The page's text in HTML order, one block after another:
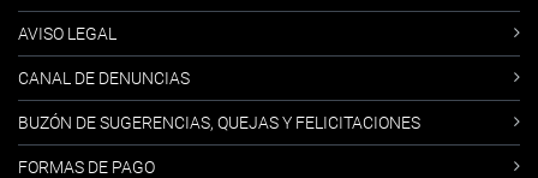
AVISO LEGAL
CANAL DE DENUNCIAS
BUZÓN DE SUGERENCIAS, QUEJAS Y FELICITACIONES
FORMAS DE PAGO